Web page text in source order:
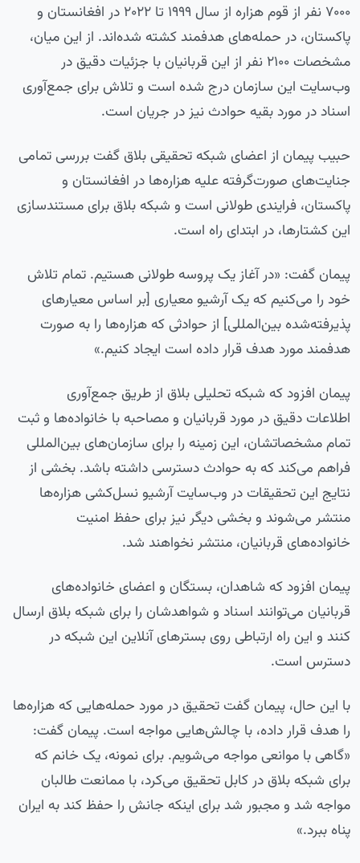
۷۰۰۰ نفر از قوم هزاره از سال ۱۹۹۹ تا ۲۰۲۲ در افغانستان و
پاکستان، در حمله‌های هدفمند کشته شده‌اند. از این میان،
مشخصات ۲۱۰۰ نفر از این قربانیان با جزئیات دقیق در
وب‌سایت این سازمان درج شده است و تلاش برای جمع‌آوری
اسناد در مورد بقیه حوادث نیز در جریان است.
حبیب پیمان از اعضای شبکه تحقیقی بلاق گفت بررسی تمامی
جنایت‌های صورت‌گرفته علیه هزاره‌ها در افغانستان و
پاکستان، فرایندی طولانی است و شبکه بلاق برای مستندسازی
این کشتارها، در ابتدای راه است.
پیمان گفت: «در آغاز یک پروسه طولانی هستیم. تمام تلاش
خود را می‌کنیم که یک آرشیو معیاری [بر اساس معیارهای
پذیرفته‌شده بین‌المللی] از حوادثی که هزاره‌ها را به صورت
هدفمند مورد هدف قرار داده است ایجاد کنیم.»
پیمان افزود که شبکه تحلیلی بلاق از طریق جمع‌آوری
اطلاعات دقیق در مورد قربانیان و مصاحبه با خانواده‌ها و ثبت
تمام مشخصاتشان، این زمینه را برای سازمان‌های بین‌المللی
فراهم می‌کند که به حوادث دسترسی داشته باشد. بخشی از
نتایج این تحقیقات در وب‌سایت آرشیو نسل‌کشی هزاره‌ها
منتشر می‌شوند و بخشی دیگر نیز برای حفظ امنیت
خانواده‌‎های قربانیان، منتشر نخواهند شد.
پیمان افزود که شاهدان، بستگان و اعضای خانواده‌های
قربانیان می‌توانند اسناد و شواهدشان را برای شبکه بلاق ارسال
کنند و این راه ارتباطی روی بسترهای آنلاین این شبکه در
دسترس است.
با این حال، پیمان گفت تحقیق در مورد حمله‌هایی که هزاره‌ها
را هدف قرار داده، با چالش‌هایی مواجه است. پیمان گفت:
«گاهی با موانعی مواجه می‌شویم. برای نمونه، یک خانم که
برای شبکه بلاق در کابل تحقیق می‌کرد، با ممانعت طالبان
مواجه شد و مجبور شد برای اینکه جانش را حفظ کند به ایران
پناه ببرد.»